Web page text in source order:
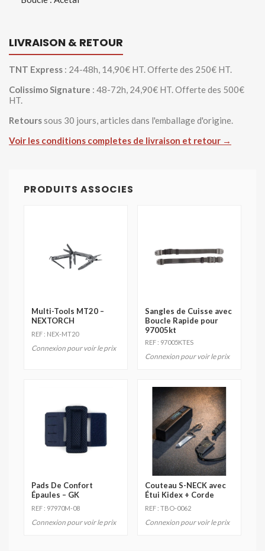
LIVRAISON & RETOUR
TNT Express : 24-48h, 14,90€ HT. Offerte des 250€ HT.
Colissimo Signature : 48-72h, 24,90€ HT. Offerte des 500€
HT.
Retourssous 30 jours, articles dans l'emballage d'origine.
Voir les conditions completes de livraison et retour →
PRODUITS ASSOCIES
Multi-Tools MT20 –
NEXTORCH
REF : NEX-MT20
Connexion pour voir le prix
Sangles de Cuisse avec
Boucle Rapide pour
97005kt
REF : 97005KTES
Connexion pour voir le prix
Pads De Confort
Épaules – GK
REF : 97970M-08
Connexion pour voir le prix
Couteau S-NECK avec
Étui Kidex + Corde
REF : TBO-0062
Connexion pour voir le prix